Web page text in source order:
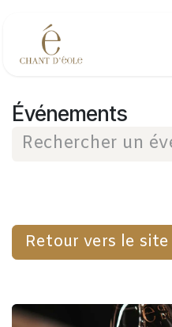
Événements
Retour vers le